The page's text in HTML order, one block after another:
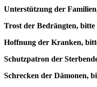
Unterstützung der
Trost der Bedrängten,
Hoffnung der Kranken,
Schutzpatron der
Schrecken der Dämonen,